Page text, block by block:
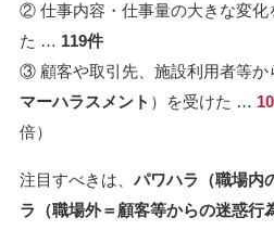
② 仕事内容・仕事量の大きな変化
た … 119件
③ 顧客や取引先、施設利用者等か
マーハラスメント ）を受けた …
倍）
注目すべきは、 パワハラ（職場内
ラ（職場外＝顧客等からの迷惑行